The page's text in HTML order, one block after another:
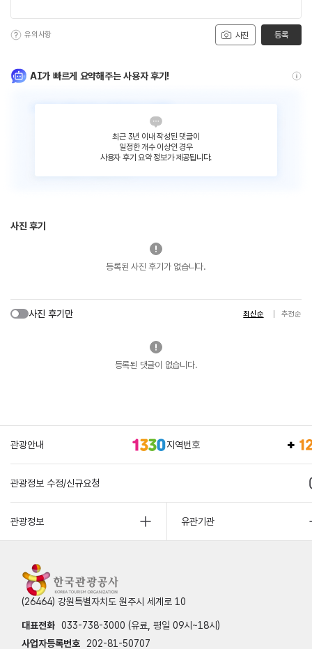
사진
유의사항 등록
AI가 빠르게 요약해주는 사용자 후기!
최근 3년 이내 작성된 댓글이
일정한 개수 이상인 경우
사용자 후기 요약 정보가 제공됩니다.
사진 후기
등록된 사진 후기가 없습니다.
사진 후기만 최신순 추천순
등록된 댓글이 없습니다.
관광안내 지역번호
관광정보 수정/신규요청
관광정보 유관기관
(26464) 강원특별자치도 원주시 세계로 10
대표전화 033-738-3000 (유료, 평일 09시~18시)
사업자등록번호
202-81-50707